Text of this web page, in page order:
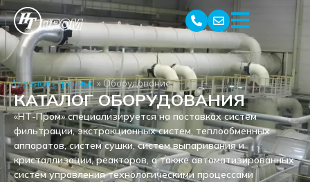
Главная страница»Оборудование
КАТАЛОГ ОБОРУДОВАНИЯ
«НТ-Пром» специализируется на поставках систем
фильтрации, экстракционных систем, теплообменных
аппаратов, систем сушки, систем выпаривания и
кристаллизации, реакторов, а также автоматизированных
систем управления технологическими процессами